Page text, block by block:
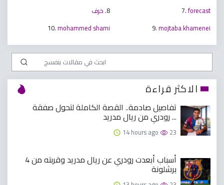
7.forecast
8. خرف
9.mojtaba khamenei
10.mohammed shami
الاكثر قراءة
تفاصيل صادمة.. القصة الكاملة لتحول صفقة
رودري من ريال مدريد ...
14 hours ago 23
4 أسباب أبعدت رودري عن ريال مدريد وقربته من
برشلونة